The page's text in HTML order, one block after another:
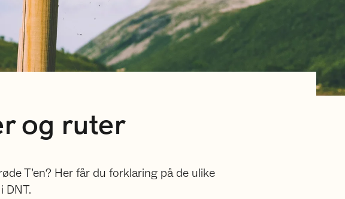
og ruter
T’en? Her får du forklaring på de ulike
DNT.